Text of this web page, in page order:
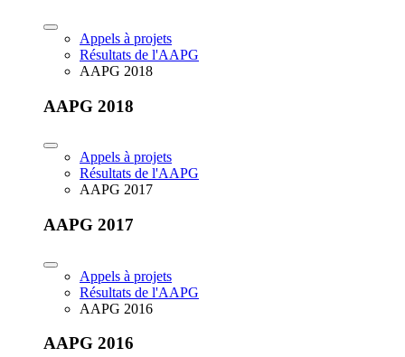
Appels à projets
Résultats de l'AAPG
AAPG 2018
AAPG 2018
Appels à projets
Résultats de l'AAPG
AAPG 2017
AAPG 2017
Appels à projets
Résultats de l'AAPG
AAPG 2016
AAPG 2016